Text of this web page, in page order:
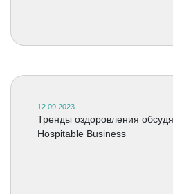
12.09.2023
Тренды оздоровления
Hospitable Business